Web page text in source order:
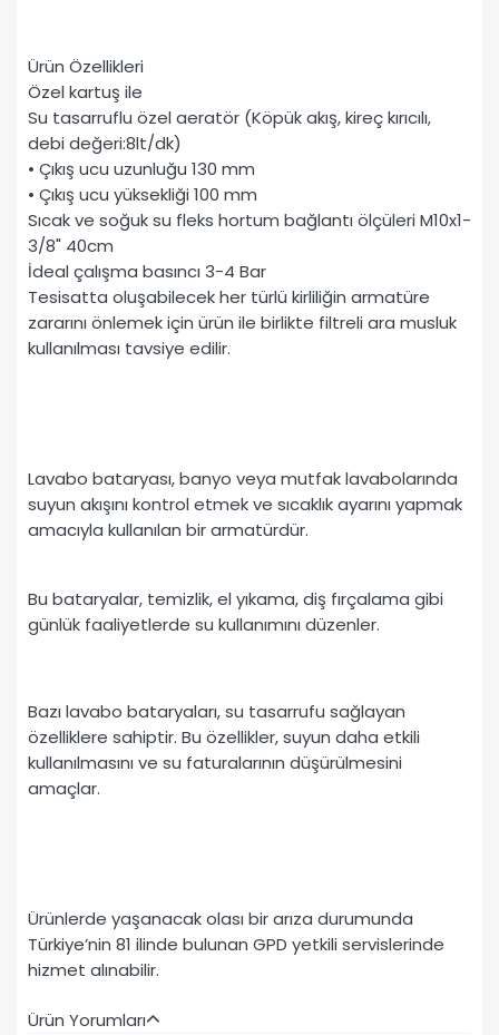
Ürün Özellikleri
Özel kartuş ile
Su tasarruflu özel aeratör (Köpük akış, kireç kırıcılı,
debi değeri:8lt/dk)
• Çıkış ucu uzunluğu 130 mm
• Çıkış ucu yüksekliği 100 mm
Sıcak ve soğuk su fleks hortum bağlantı ölçüleri M10x1-
3/8" 40cm
İdeal çalışma basıncı 3-4 Bar
Tesisatta oluşabilecek her türlü kirliliğin armatüre
zararını önlemek için ürün ile birlikte filtreli ara musluk
kullanılması tavsiye edilir.
Lavabo bataryası, banyo veya mutfak lavabolarında
suyun akışını kontrol etmek ve sıcaklık ayarını yapmak
amacıyla kullanılan bir armatürdür.
Bu bataryalar, temizlik, el yıkama, diş fırçalama gibi
günlük faaliyetlerde su kullanımını düzenler.
Bazı lavabo bataryaları, su tasarrufu sağlayan
özelliklere sahiptir. Bu özellikler, suyun daha etkili
kullanılmasını ve su faturalarının düşürülmesini
amaçlar.
Ürünlerde yaşanacak olası bir arıza durumunda
Türkiye’nin 81 ilinde bulunan GPD yetkili servislerinde
hizmet alınabilir.
Ürün Yorumları